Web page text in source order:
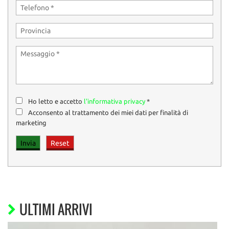
Ho letto e accetto l'informativa privacy*
Acconsento al trattamento dei miei dati per finalità di
marketing
ULTIMI ARRIVI